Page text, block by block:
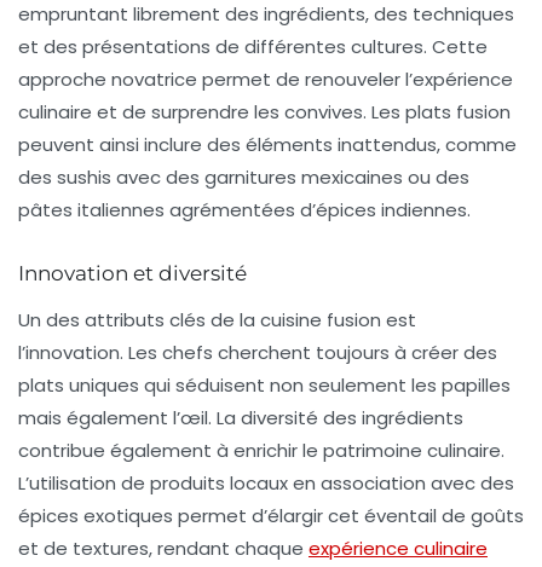
empruntant librement des ingrédients, des techniques
et des présentations de différentes cultures. Cette
approche novatrice permet de renouveler l’expérience
culinaire et de surprendre les convives. Les plats fusion
peuvent ainsi inclure des éléments inattendus, comme
des sushis avec des garnitures mexicaines ou des
pâtes italiennes agrémentées d’épices indiennes.
Innovation et diversité
Un des attributs clés de la cuisine fusion est
l’innovation. Les chefs cherchent toujours à créer des
plats uniques qui séduisent non seulement les papilles
mais également l’œil. La diversité des ingrédients
contribue également à enrichir le patrimoine culinaire.
L’utilisation de produits locaux en association avec des
épices exotiques permet d’élargir cet éventail de goûts
et de textures, rendant chaque expérience culinaire